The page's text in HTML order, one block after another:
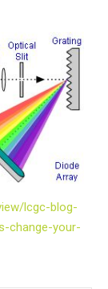
lcgc-blog-
change-your-